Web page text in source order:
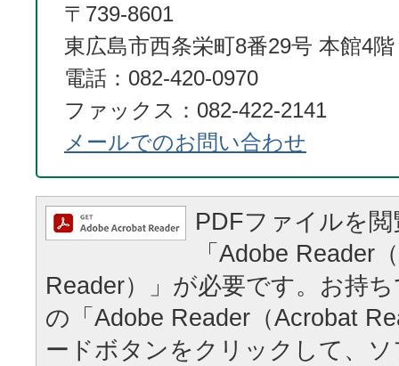
〒739-8601
東広島市西条栄町8番29号 本館4階
電話：082-420-0970
ファックス：082-422-2141
メールでのお問い合わせ
PDFファイルを
「Adobe Reader
Reader）」が必要です。お持
の「Adobe Reader（Acrobat
ードボタンをクリックして、